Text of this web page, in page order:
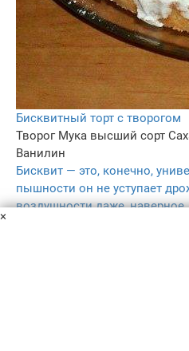
Бисквитный торт с творогом
Творог Мука высший сорт
Ванилин
Бисквит — это, конечно,
пышности он не уступает
воздушности даже,
×